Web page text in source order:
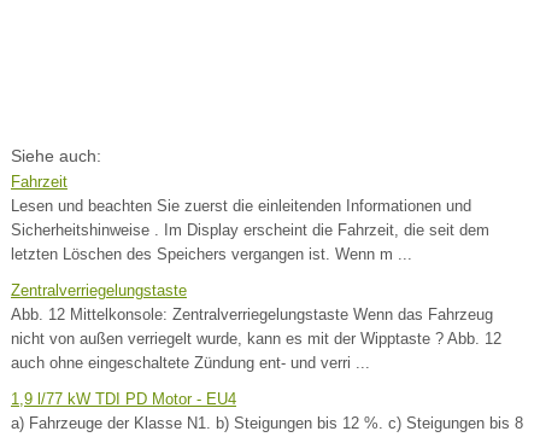
Siehe auch:
Fahrzeit
Lesen und beachten Sie zuerst die einleitenden Informationen und
Sicherheitshinweise . Im Display erscheint die Fahrzeit, die seit dem
letzten Löschen des Speichers vergangen ist. Wenn m ...
Zentralverriegelungstaste
Abb. 12 Mittelkonsole: Zentralverriegelungstaste Wenn das Fahrzeug
nicht von außen verriegelt wurde, kann es mit der Wipptaste ? Abb. 12
auch ohne eingeschaltete Zündung ent- und verri ...
1,9 l/77 kW TDI PD Motor - EU4
a) Fahrzeuge der Klasse N1. b) Steigungen bis 12 %. c) Steigungen bis 8